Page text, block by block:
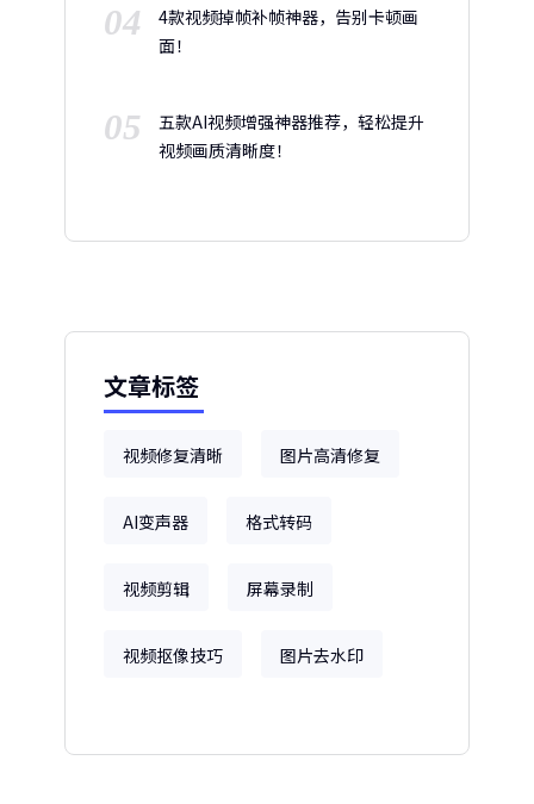
04
4款视频掉帧补帧神器，告别卡顿画
面！
05
五款AI视频增强神器推荐，轻松提升
视频画质清晰度！
文章标签
视频修复清晰 图片高清修复
AI变声器 格式转码
视频剪辑 屏幕录制
视频抠像技巧 图片去水印